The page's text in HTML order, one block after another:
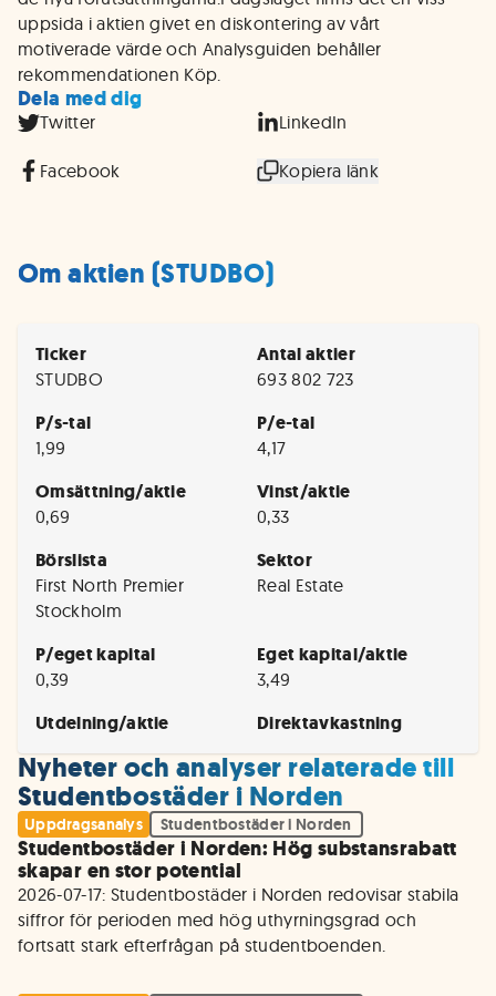
uppsida i aktien givet en diskontering av vårt
motiverade värde och Analysguiden behåller
rekommendationen Köp.
Dela med dig
Twitter LinkedIn
Facebook Kopiera länk
Om aktien (STUDBO)
Ticker
STUDBO
Antal aktier
693 802 723
P/s-tal
1,99
P/e-tal
4,17
Omsättning/aktie
0,69
Vinst/aktie
0,33
Börslista
First North Premier
Stockholm
Sektor
Real Estate
P/eget kapital
0,39
Eget kapital/aktie
3,49
Utdelning/aktie Direktavkastning
Nyheter och analyser relaterade till
Studentbostäder i Norden
Uppdragsanalys Studentbostäder i Norden
Studentbostäder i Norden: Hög substansrabatt
skapar en stor potential
2026-07-17: Studentbostäder i Norden redovisar stabila
siffror för perioden med hög uthyrningsgrad och